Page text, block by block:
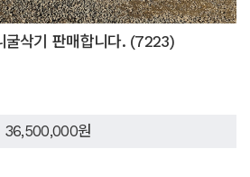
삭기 판매합니다. (7223)
36,500,000원